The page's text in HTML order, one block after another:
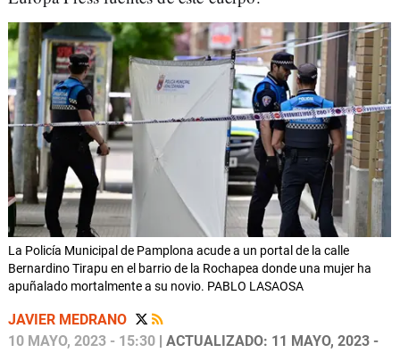
La Policía Municipal de Pamplona acude a un portal de la calle
Bernardino Tirapu en el barrio de la Rochapea donde una mujer ha
apuñalado mortalmente a su novio. PABLO LASAOSA
JAVIER MEDRANO
10 MAYO, 2023 - 15:30 | ACTUALIZADO: 11 MAYO, 2023 -